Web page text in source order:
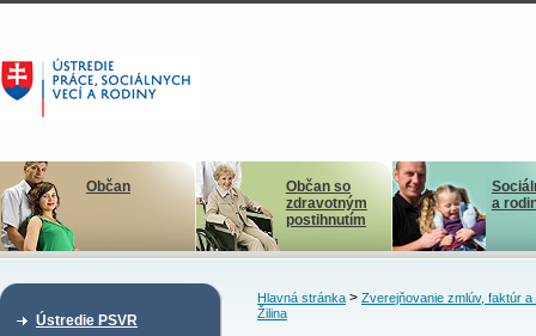
Občan
Občan so
zdravotným
postihnutím
a
Ústredie PSVR
Hlavná stránka> Zverejňovanie zmlúv, faktúr a
Žilina